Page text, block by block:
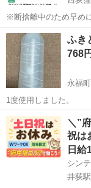
※断捨離中のため早め
た。気になる方がいらっ
用の「アスタシア 薬
す。 アスタキサンチン
東京 杉並区 西
ホワイトニング
ふき
768円
永福
1度使用しました。
東京 杉並区
＼”
祝は
日給
井荻駅